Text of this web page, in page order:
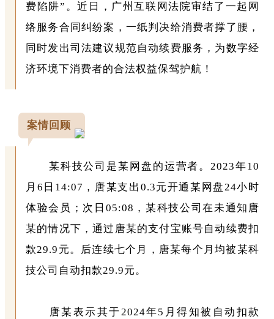
费陷阱”。近日，广州互联网法院审结了一起网
络服务合同纠纷案，一纸判决给消费者撑了腰，
同时发出司法建议规范自动续费服务，为数字经
济环境下消费者的合法权益保驾护航！
案情回顾
某科技公司是某网盘的运营者。2023年10
月6日14:07，唐某支出0.3元开通某网盘24小时
体验会员；次日05:08，某科技公司在未通知唐
某的情况下，通过唐某的支付宝账号自动续费扣
款29.9元。后连续七个月，唐某每个月均被某科
技公司自动扣款29.9元。
唐某表示其于2024年5月得知被自动扣款